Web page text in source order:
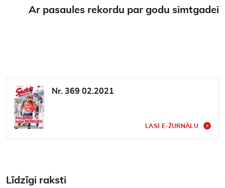
Ar pasaules rekordu par godu simtgadei
Nr. 369 02.2021
LASI E-ŽURNĀLU
Līdzīgi raksti